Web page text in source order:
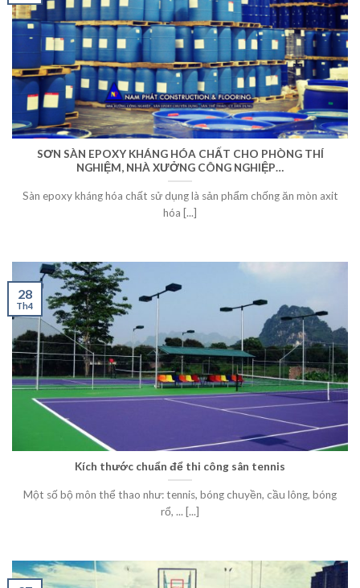
SƠN SÀN EPOXY KHÁNG HÓA CHẤT CHO PHÒNG THÍ
NGHIỆM, NHÀ XƯỞNG CÔNG NGHIỆP…
Sàn epoxy kháng hóa chất sử dụng là sản phẩm chống ăn mòn axit
hóa [...]
Kích thước chuẩn để thi công sân tennis
Một số bộ môn thể thao như: tennis, bóng chuyền, cầu lông, bóng
rổ, ... [...]
28
Th4